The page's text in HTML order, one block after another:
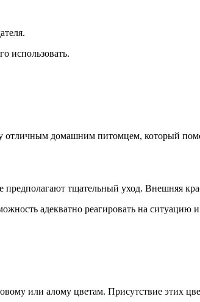
использовать.
домашним питомцем, который
тщательный уход. Внешняя
адекватно реагировать на ситуацию
или алому цветам. Присутствие этих